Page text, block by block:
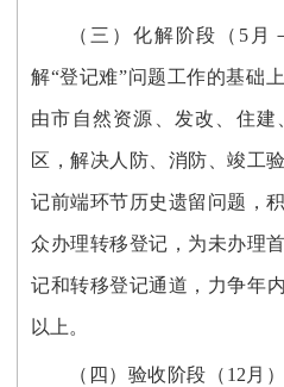
（三）化解 阶段 （ 5月
解“登记难”问题工作的基础上
由市自然资源、发改、住建
区，解决人防、消防、竣工
记前端环节历史遗留问题，
众办理转移登记，为未办理
记和转移登记通道， 力争年
以上 。
（四 ）验收 阶段（12月）